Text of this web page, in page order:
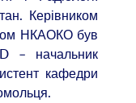
Керівником
НКАОКО був
– начальник
кафедри